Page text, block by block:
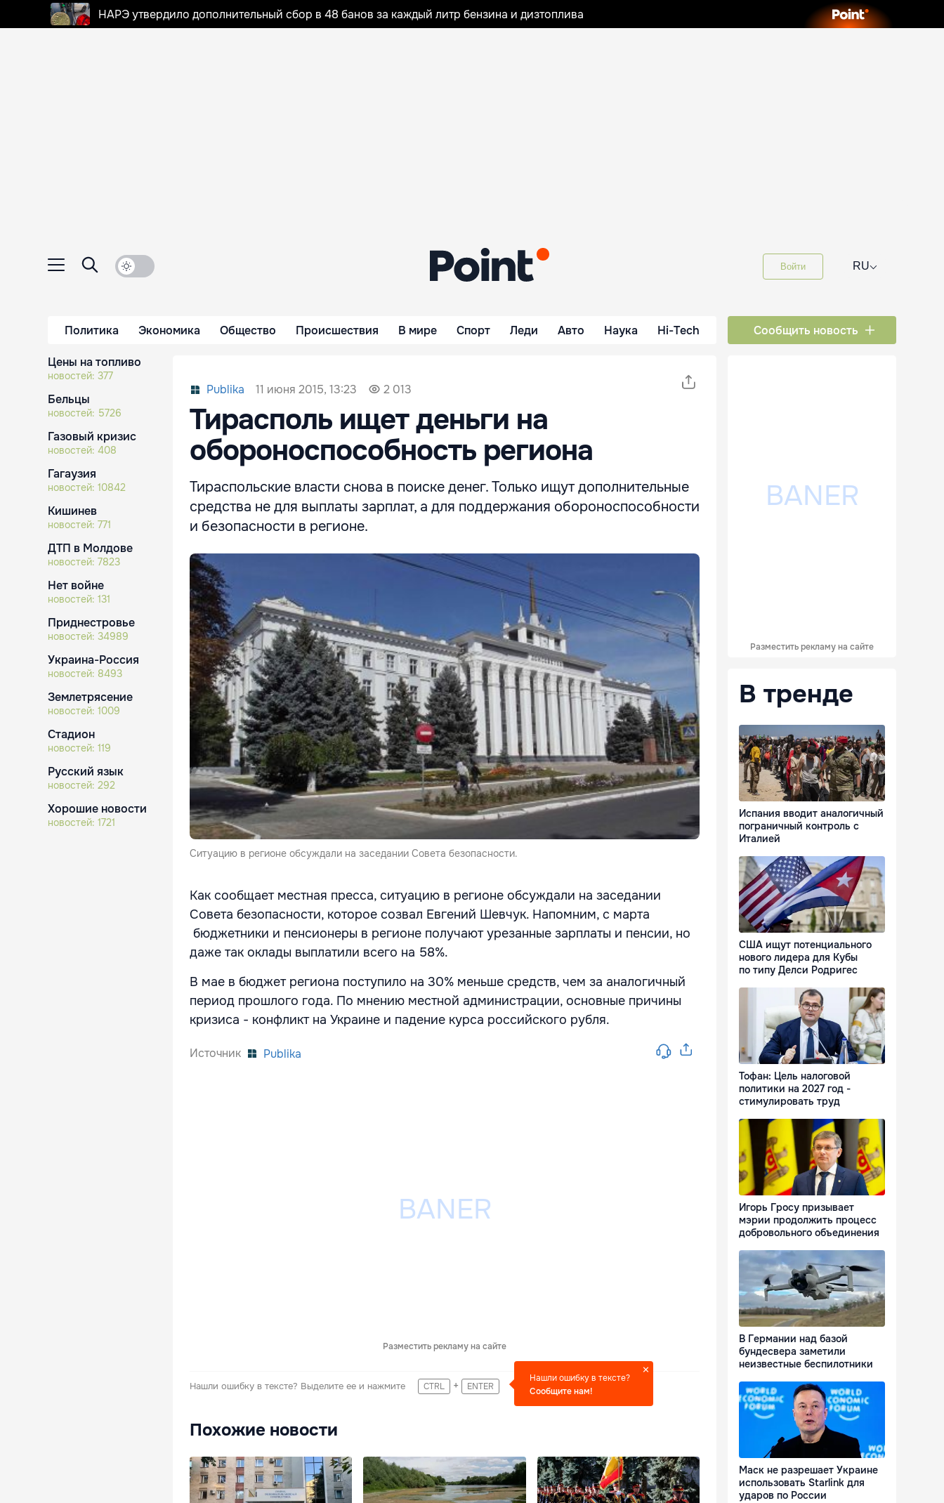
НАРЭ утвердило дополнительный сбор в 48 банов за каждый литр бензина и дизтоплива
Войти RU⌵
Политика Экономика Общество Происшествия В мире Спорт Леди Авто Наука Hi-Tech Сообщить новость
Цены на топливо
новостей: 377
Бельцы
новостей: 5726
Газовый кризис
новостей: 408
Гагаузия
новостей: 10842
Кишинев
новостей: 771
ДТП в Молдове
новостей: 7823
Нет войне
новостей: 131
Приднестровье
новостей: 34989
Украина-Россия
новостей: 8493
Землетрясение
новостей: 1009
Стадион
новостей: 119
Русский язык
новостей: 292
Хорошие новости
новостей: 1721
Publika 11 июня 2015, 13:23 2 013
Тирасполь ищет деньги на
обороноспособность региона
Тираспольские власти снова в поиске денег. Только ищут дополнительные
средства не для выплаты зарплат, а для поддержания обороноспособности
и безопасности в регионе.
Ситуацию в регионе обсуждали на заседании Совета безопасности.
Как сообщает местная пресса, ситуацию в регионе обсуждали на заседании
Совета безопасности, которое созвал Евгений Шевчук. Напомним, с марта
бюджетники и пенсионеры в регионе получают урезанные зарплаты и пенсии, но
даже так оклады выплатили всего на 58%.
В мае в бюджет региона поступило на 30% меньше средств, чем за аналогичный
период прошлого года. По мнению местной администрации, основные причины
кризиса - конфликт на Украине и падение курса российского рубля.
Источник Publika
Разместить рекламу на сайте
Нашли ошибку в тексте? Выделите ее и нажмите CTRL + ENTER
Нашли ошибку в тексте?
Сообщите нам!
Похожие новости
Разместить рекламу на сайте
В тренде
Испания вводит аналогичный
пограничный контроль с
Италией
США ищут потенциального
нового лидера для Кубы
по типу Делси Родригес
Тофан: Цель налоговой
политики на 2027 год -
стимулировать труд
Игорь Гросу призывает
мэрии продолжить процесс
добровольного объединения
В Германии над базой
бундесвера заметили
неизвестные беспилотники
Маск не разрешает Украине
использовать Starlink для
ударов по России